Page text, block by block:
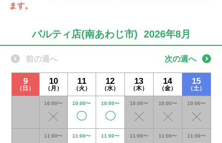
ます。
パルティ店(南あわじ市) 2026年8月
前の週へ 次の週へ
9
（日）
10
（月）
11
（火）
12
（水）
13
（木）
14
（金）
15
（土）
10:00〜 10:00〜 10:00〜 10:00〜 10:00〜 10:00〜
11:00〜 11:00〜 11:00〜 11:00〜 11:00〜 11:00〜